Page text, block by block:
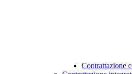
Contrattazione